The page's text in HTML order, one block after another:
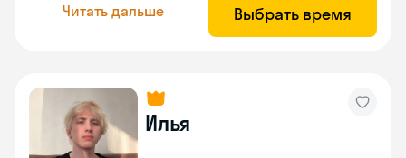
Читать дальше Выбрать время
Илья